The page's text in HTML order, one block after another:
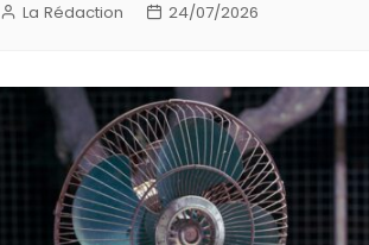
La Rédaction 24/07/2026